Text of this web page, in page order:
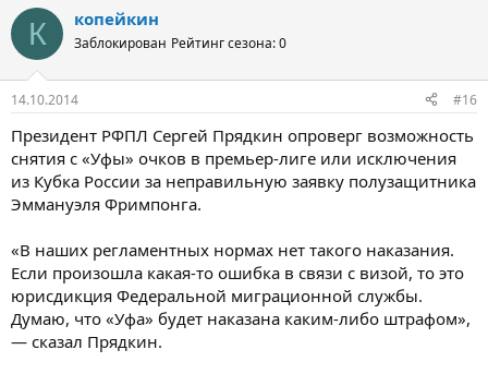
К копейкин
Заблокирован Рейтинг сезона: 0
14.10.2014 #16
Президент РФПЛ Сергей Прядкин опроверг возможность
снятия с «Уфы» очков в премьер-лиге или исключения
из Кубка России за неправильную заявку полузащитника
Эммануэля Фримпонга.
«В наших регламентных нормах нет такого наказания.
Если произошла какая-то ошибка в связи с визой, то это
юрисдикция Федеральной миграционной службы.
Думаю, что «Уфа» будет наказана каким-либо штрафом»,
— сказал Прядкин.